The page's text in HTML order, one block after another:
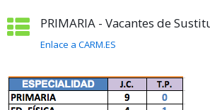
PRIMARIA - Vacantes de
Enlace a CARM.ES